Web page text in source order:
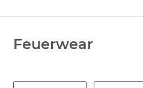
Feuerwear